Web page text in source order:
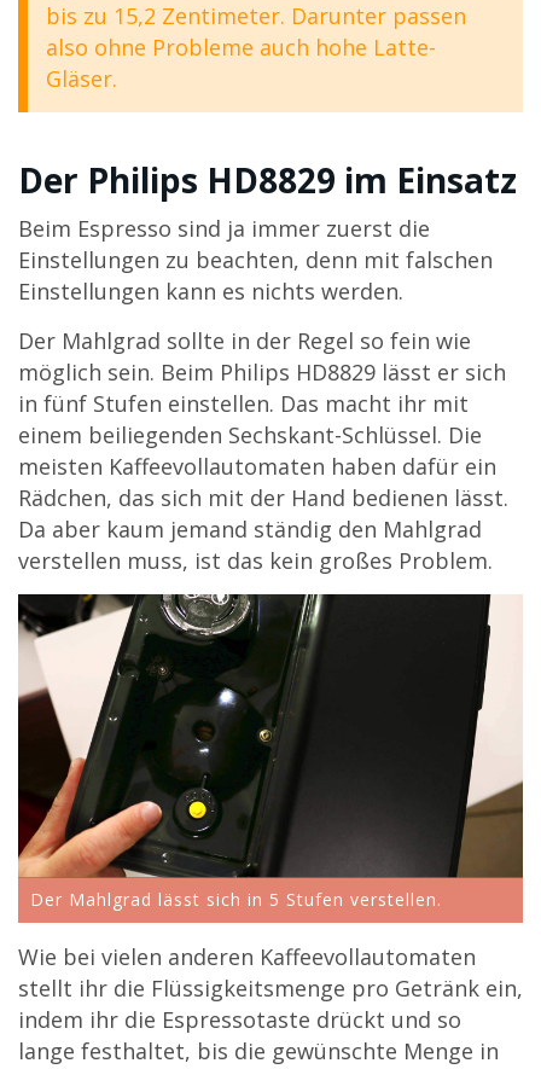
bis zu 15,2 Zentimeter. Darunter passen
also ohne Probleme auch hohe Latte-
Gläser.
Der Philips HD8829 im Einsatz
Beim Espresso sind ja immer zuerst die
Einstellungen zu beachten, denn mit falschen
Einstellungen kann es nichts werden.
Der Mahlgrad sollte in der Regel so fein wie
möglich sein. Beim Philips HD8829 lässt er sich
in fünf Stufen einstellen. Das macht ihr mit
einem beiliegenden Sechskant-Schlüssel. Die
meisten Kaffeevollautomaten haben dafür ein
Rädchen, das sich mit der Hand bedienen lässt.
Da aber kaum jemand ständig den Mahlgrad
verstellen muss, ist das kein großes Problem.
Der Mahlgrad lässt sich in 5 Stufen verstellen.
Wie bei vielen anderen Kaffeevollautomaten
stellt ihr die Flüssigkeitsmenge pro Getränk ein,
indem ihr die Espressotaste drückt und so
lange festhaltet, bis die gewünschte Menge in